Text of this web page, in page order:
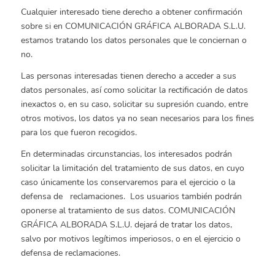
Cualquier interesado tiene derecho a obtener confirmación
sobre si en COMUNICACIÓN GRÁFICA ALBORADA S.L.U.
estamos tratando los datos personales que le conciernan o
no.
Las personas interesadas tienen derecho a acceder a sus
datos personales, así como solicitar la rectificación de datos
inexactos o, en su caso, solicitar su supresión cuando, entre
otros motivos, los datos ya no sean necesarios para los fines
para los que fueron recogidos.
En determinadas circunstancias, los interesados podrán
solicitar la limitación del tratamiento de sus datos, en cuyo
caso únicamente los conservaremos para el ejercicio o la
defensa de reclamaciones. Los usuarios también podrán
oponerse al tratamiento de sus datos. COMUNICACIÓN
GRÁFICA ALBORADA S.L.U. dejará de tratar los datos,
salvo por motivos legítimos imperiosos, o en el ejercicio o
defensa de reclamaciones.